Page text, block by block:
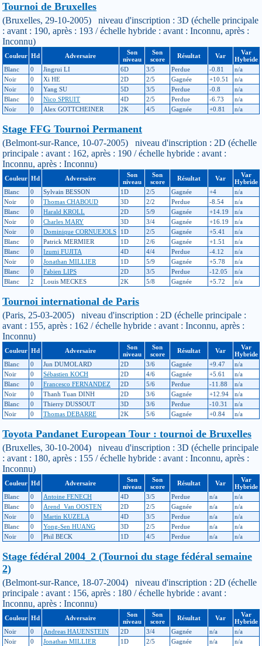
Tournoi de Bruxelles
(Bruxelles, 29-10-2005) niveau d'inscription : 3D (échelle principale
: avant : 190, après : 193 / échelle hybride : avant : Inconnu, après :
Inconnu)
Couleur Hd Adversaire
Son
niveau
Son
score
Résultat Var
Var
Hybride
Blanc
0 Jingrui LI 6D 3/5 Perdue -0.81
n/a
Noir
0 Xi HE 2D 2/5 Gagnée +10.51
n/a
Noir
0 Yang SU 5D 3/5 Perdue -0.8
n/a
Blanc
0 Nico SPRUIT 4D 2/5 Perdue -6.73
n/a
Noir
0 Alex GOTTCHEINER 2K 4/5 Gagnée +0.81 n/a
Stage FFG Tournoi Permanent
(Belmont-sur-Rance, 10-07-2005) niveau d'inscription : 2D (échelle
principale : avant : 162, après : 190 / échelle hybride : avant :
Inconnu, après : Inconnu)
Couleur Hd Adversaire
Son
niveau
Son
score
Résultat Var
Var
Hybride
Blanc
0 Sylvain BESSON 1D 2/5 Gagnée +4
n/a
Noir
0 Thomas CHABOUD 3D 2/2 Perdue -8.54
n/a
Blanc
0 Harald KROLL 2D 5/9 Gagnée +14.19
n/a
Noir
0 Charles MARY 3D 3/4 Gagnée +16.19
n/a
Noir
0 Dominique CORNUEJOLS 1D 2/5 Gagnée +5.41
n/a
Blanc
0 Patrick MERMIER 1D 2/6 Gagnée +1.51
n/a
Blanc
0 Izumi FUJITA 4D 4/4 Perdue -4.12
n/a
Noir
0 Jonathan MILLIER 1D 5/9 Gagnée +5.78
n/a
Blanc
0 Fabien LIPS 2D 3/5 Perdue -12.05
n/a
Blanc
2 Louis MECKES 2K 5/8 Gagnée +5.72 n/a
Tournoi international de Paris
(Paris, 25-03-2005) niveau d'inscription : 2D (échelle principale :
avant : 155, après : 162 / échelle hybride : avant : Inconnu, après :
Inconnu)
Couleur Hd Adversaire
Son
niveau
Son
score
Résultat Var
Var
Hybride
Blanc
0 Jun DUMOLARD 2D 3/6 Gagnée +9.47
n/a
Noir
0 Sébastien KOCH 2D 4/6 Gagnée +5.61
n/a
Blanc
0 Francesco FERNANDEZ 2D 5/6 Perdue -11.88
n/a
Noir
0 Thanh Tuan DINH 2D 3/6 Gagnée +12.94
n/a
Blanc
0 Thierry DUSSOUT 3D 3/6 Perdue -10.31
n/a
Noir
0 Thomas DEBARRE 2K 5/6 Gagnée +0.84 n/a
Toyota Pandanet European Tour : tournoi de Bruxelles
(Bruxelles, 30-10-2004) niveau d'inscription : 3D (échelle principale
: avant : 180, après : 155 / échelle hybride : avant : Inconnu, après :
Inconnu)
Couleur Hd Adversaire
Son
niveau
Son
score
Résultat Var
Var
Hybride
Blanc
0 Antoine FENECH 4D 3/5 Perdue n/a
n/a
Blanc
0 Arend_Van OOSTEN 2D 2/5 Gagnée n/a
n/a
Noir
0 Martin KUZELA 4D 3/5 Perdue n/a
n/a
Blanc
0 Yong-Sen HUANG 3D 2/5 Perdue n/a
n/a
Noir
0 Phil BECK 1D 4/5 Perdue n/a n/a
Stage fédéral 2004_2 (Tournoi du stage fédéral semaine
2)
(Belmont-sur-Rance, 18-07-2004) niveau d'inscription : 2D (échelle
principale : avant : 156, après : 180 / échelle hybride : avant :
Inconnu, après : Inconnu)
Couleur Hd Adversaire
Son
niveau
Son
score
Résultat Var
Var
Hybride
Noir
0 Andreas HAUENSTEIN 2D 3/4 Gagnée n/a
n/a
Noir
0 Jonathan MILLIER 1D 2/5 Gagnée n/a n/a